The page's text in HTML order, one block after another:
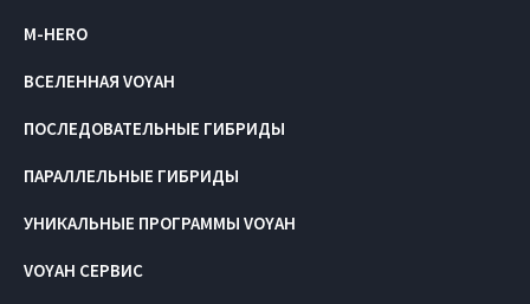
M-HERO
ВСЕЛЕННАЯ VOYAH
ПОСЛЕДОВАТЕЛЬНЫЕ ГИБРИДЫ
ПАРАЛЛЕЛЬНЫЕ ГИБРИДЫ
УНИКАЛЬНЫЕ ПРОГРАММЫ VOYAH
VOYAH СЕРВИС